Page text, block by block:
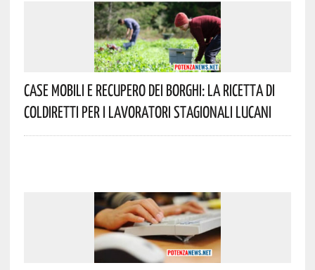
Case Mobili E Recupero Dei Borghi: La Ricetta Di
Coldiretti Per I Lavoratori Stagionali Lucani